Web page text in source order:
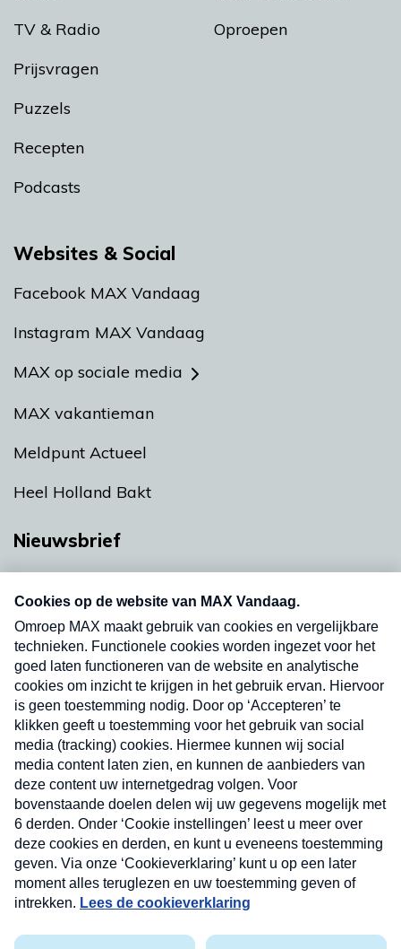
TV & Radio
Prijsvragen
Puzzels
Recepten
Podcasts
Oproepen
Websites & Social
Facebook MAX Vandaag
Instagram MAX Vandaag
MAX op sociale media
MAX vakantieman
Meldpunt Actueel
Heel Holland Bakt
Nieuwsbrief
Neem hier een gratis abonnement op onze
nieuwsbrief. Elke vrijdag- en dinsdagochtend in
uw mailbox.
Verzend
Privacyverklaring
Cookieverklaring
Nieuwsbrief
Neem hier een gratis abonnement op onze
nieuwsbrief. Elke vrijdag- en dinsdagochtend in uw